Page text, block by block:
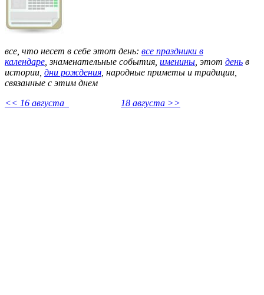
все, что несет в себе этот день: все праздники в
календаре ,знаменательные события, именины , этот день в
истории, дни рождения , народные приметы и традиции,
связанные с этим днем
<< 16 августа
18 августа >>